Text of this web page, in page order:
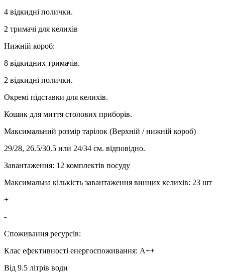
4 відкидні полички.
2 тримачі для келихів
Нижній короб:
8 відкидних тримачів.
2 відкидні полички.
Окремі підставки для келихів.
Кошик для миття столових приборів.
Максимальний розмір тарілок (Верхній / нижній короб)
29/28, 26.5/30.5 или 24/34 см. відповідно.
Завантаження: 12 комплектів посуду
Максимальна кількість завантаження винних келихів: 23 шт
+
-
Споживання ресурсів:
Клас ефективності енергоспоживання: A++
Від 9.5 літрів води